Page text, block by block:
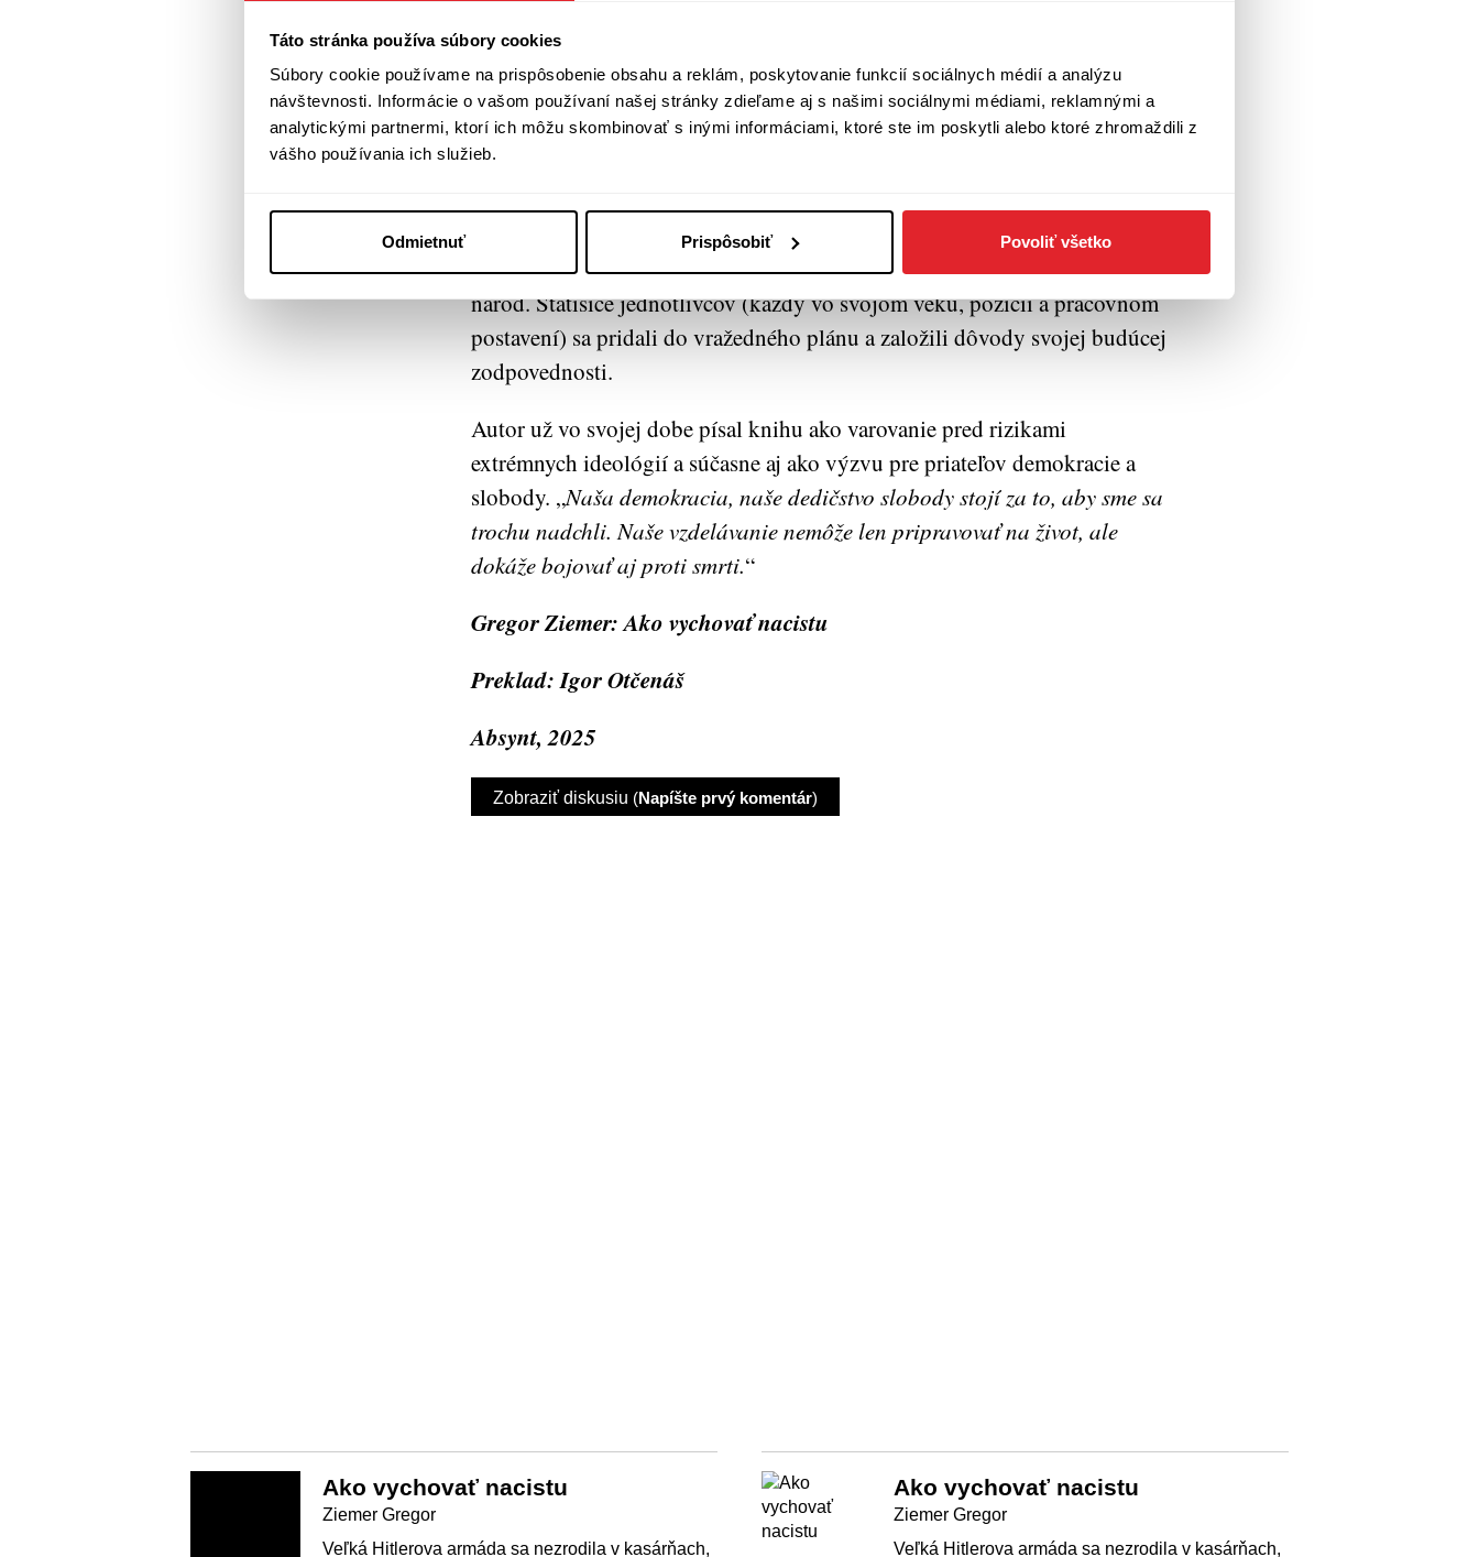
Táto stránka používa súbory cookies
Súbory cookie používame na prispôsobenie obsahu a reklám, poskytovanie funkcií sociálnych médií a analýzu
návštevnosti. Informácie o vašom používaní našej stránky zdieľame aj s našimi sociálnymi médiami, reklamnými a
analytickými partnermi, ktorí ich môžu skombinovať s inými informáciami, ktoré ste im poskytli alebo ktoré zhromaždili z
vášho používania ich služieb.
Odmietnuť Prispôsobiť Povoliť všetko
národu.Obludná ideológia ovládla ich mysle aj inštinkty, ambície, túžby aj
postoje voči iným národom.
Obrady budúcich vojakov sú tajomné, plné romantického pátosu a
list, inak by bol násilne vyhodený.
Jeho reportážne texty opäť ukazujú, ako nacizmus po kúskoch ovládol
národ. Státisíce jednotlivcov (každý vo svojom veku, pozícií a pracovnom
postavení) sa pridali do vražedného plánu a založili dôvody svojej budúcej
zodpovednosti.
Autor už vo svojej dobe písal knihu ako varovanie pred rizikami
extrémnych ideológií a súčasne aj ako výzvu pre priateľov demokracie a
slobody. „Naša demokracia, naše dedičstvo slobody stojí za to, aby sme sa
trochu nadchli. Naše vzdelávanie nemôže len pripravovať na život, ale
dokáže bojovať aj proti smrti.“
Gregor Ziemer: Ako vychovať nacistu
Preklad: Igor Otčenáš
Absynt, 2025
Zobraziť diskusiu (Napíšte prvý komentár)
Ako vychovať nacistu
Ziemer Gregor
Veľká Hitlerova armáda sa nezrodila v kasárňach,
Ako vychovať nacistu
Ziemer Gregor
Veľká Hitlerova armáda sa nezrodila v kasárňach,